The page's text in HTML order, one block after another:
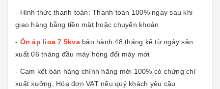
- Hình thức thanh toán: Thanh toán 100% ngay sau khi
giao hàng bằng tiền mặt hoặc chuyển khoản
- Ổn áp lioa 7 5kvabảo hành 48 tháng kể từ ngày sản
xuất 06 tháng đầu máy hỏng đổi máy mới
- Cam kết bán hàng chính hãng mới 100% có chứng chỉ
xuất xưởng, Hóa đơn VAT nếu quý khách yêu cầu